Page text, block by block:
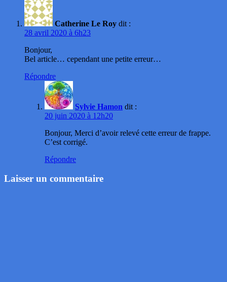
Catherine Le Roy dit :
28 avril 2020 à 6h23
Bonjour,
Bel article… cependant une petite erreur…
Répondre
Sylvie Hamon dit :
20 juin 2020 à 12h20
Bonjour, Merci d’avoir relevé cette erreur de frappe.
C’est corrigé.
Répondre
Laisser un commentaire